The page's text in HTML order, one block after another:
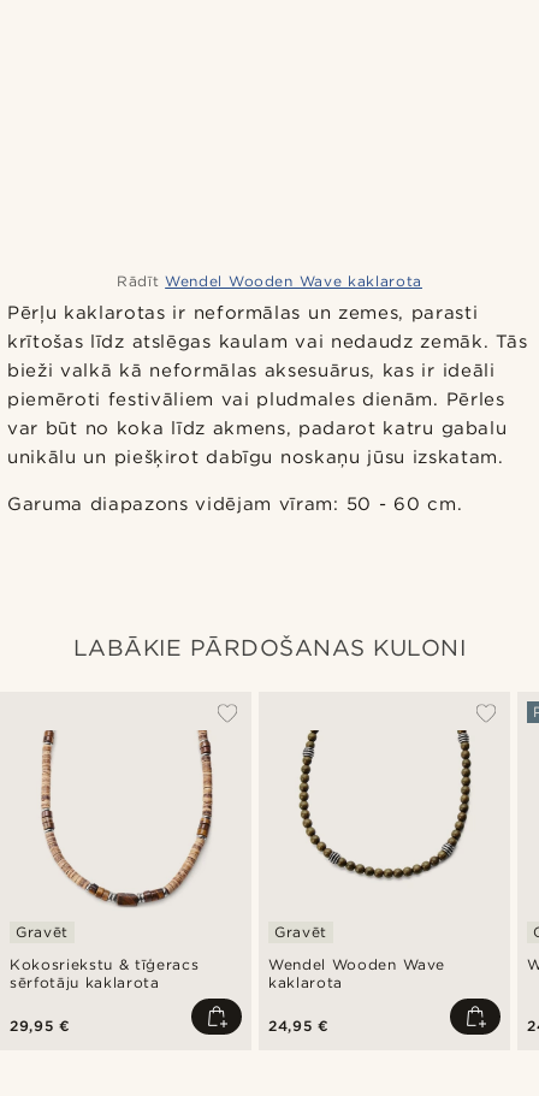
Rādīt Wendel Wooden Wave kaklarota
Pērļu kaklarotas ir neformālas un zemes, parasti
krītošas līdz atslēgas kaulam vai nedaudz zemāk. Tās
bieži valkā kā neformālas aksesuārus, kas ir ideāli
piemēroti festivāliem vai pludmales dienām. Pērles
var būt no koka līdz akmens, padarot katru gabalu
unikālu un piešķirot dabīgu noskaņu jūsu izskatam.
Garuma diapazons vidējam vīram: 50 - 60 cm.
LABĀKIE PĀRDOŠANAS KULONI
Kokosriekstu & tīģeracs
sērfotāju kaklarota
Gravēt
29,95 €
Wendel Wooden Wave
kaklarota
Gravēt
24,95 €